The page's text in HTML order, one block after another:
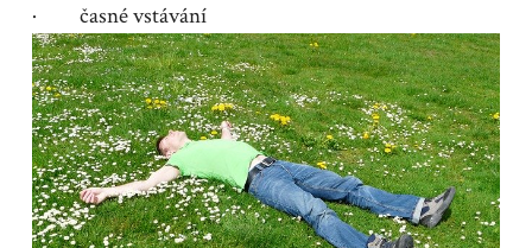
· časné vstávání